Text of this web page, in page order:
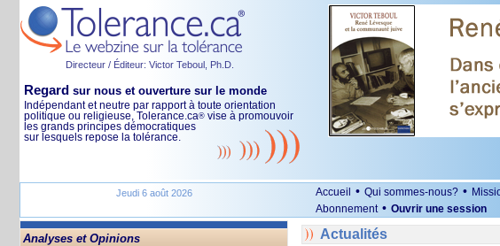
Directeur / Éditeur: Victor Teboul, Ph.D.
Regard sur nous et ouverture sur le monde
Indépendant et neutre par rapport à toute orientation
politique ou religieuse, Tolerance.ca® vise à promouvoir
les grands principes démocratiques
sur lesquels repose la tolérance.
Jeudi 6 août 2026 Accueil • Qui sommes-nous? •
Abonnement • Ouvrir une session
Analyses et Opinions
Actualités